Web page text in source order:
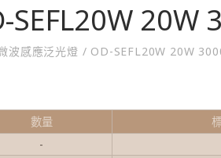
SEFL20W 20W
波感應泛光燈 / OD-SEFL20W 20W
數量
-